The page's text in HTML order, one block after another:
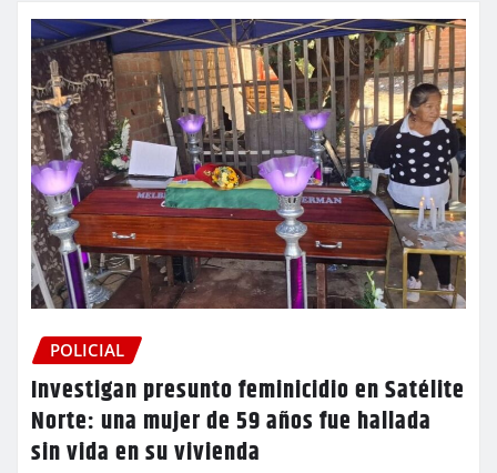
POLICIAL
Investigan presunto feminicidio en Satélite
Norte: una mujer de 59 años fue hallada
sin vida en su vivienda